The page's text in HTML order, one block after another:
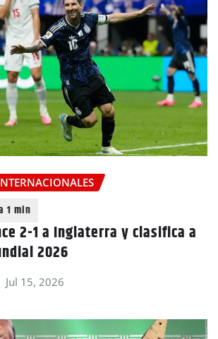
2-1 a Inglaterra y clasifica a
2026
Jul 15, 2026